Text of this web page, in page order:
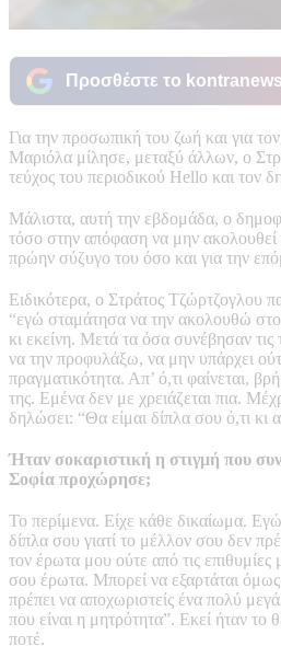
Προσθέστε το
Για την προσωπική του ζωή και για
Μαριόλα μίλησε, μεταξύ άλλων, ο
τεύχος του περιοδικού Hello και τον
Μάλιστα, αυτή την εβδομάδα, ο
τόσο στην απόφαση να μην ακολουθεί
πρώην σύζυγο του όσο και για την
Ειδικότερα, ο Στράτος Τζώρτζογλου
“εγώ σταμάτησα να την ακολουθώ
κι εκείνη. Μετά τα όσα συνέβησαν τις
να την προφυλάξω, να μην υπάρχει
πραγματικότητα. Απ’ ό,τι φαίνεται,
της. Εμένα δεν με χρειάζεται πια.
δηλώσει: “Θα είμαι δίπλα σου ό,τι κι
Ήταν σοκαριστική η στιγμή που
Σοφία προχώρησε;
Το περίμενα. Είχε κάθε δικαίωμα.
δίπλα σου γιατί το μέλλον σου δεν
τον έρωτα μου ούτε από τις
σου έρωτα. Μπορεί να εξαρτάται
πρέπει να αποχωριστείς ένα πολύ
που είναι η μητρότητα”. Εκεί ήταν
ποτέ.